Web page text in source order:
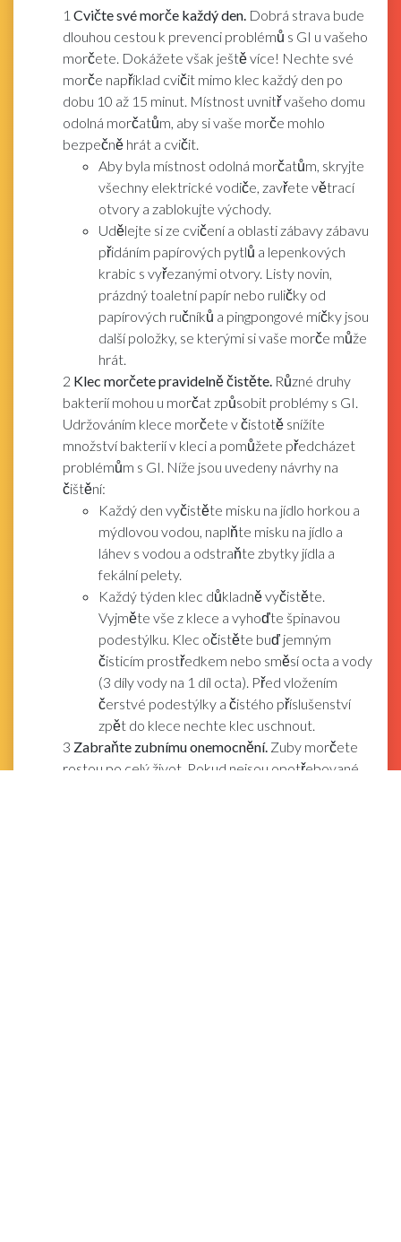
1 Cvičte své morče každý den. Dobrá strava bude
dlouhou cestou k prevenci problémů s GI u vašeho
morčete. Dokážete však ještě více! Nechte své
morče například cvičit mimo klec každý den po
dobu 10 až 15 minut. Místnost uvnitř vašeho domu
odolná morčatům, aby si vaše morče mohlo
bezpečně hrát a cvičit.
Aby byla místnost odolná morčatům, skryjte
všechny elektrické vodiče, zavřete větrací
otvory a zablokujte východy.
Udělejte si ze cvičení a oblasti zábavy zábavu
přidáním papírových pytlů a lepenkových
krabic s vyřezanými otvory. Listy novin,
prázdný toaletní papír nebo ruličky od
papírových ručníků a pingpongové míčky jsou
další položky, se kterými si vaše morče může
hrát.
2 Klec morčete pravidelně čistěte. Různé druhy
bakterií mohou u morčat způsobit problémy s GI.
Udržováním klece morčete v čistotě snížíte
množství bakterií v kleci a pomůžete předcházet
problémům s GI. Níže jsou uvedeny návrhy na
čištění:
Každý den vyčistěte misku na jídlo horkou a
mýdlovou vodou, naplňte misku na jídlo a
láhev s vodou a odstraňte zbytky jídla a
fekální pelety.
Každý týden klec důkladně vyčistěte.
Vyjměte vše z klece a vyhoďte špinavou
podestýlku. Klec očistěte buď jemným
čisticím prostředkem nebo směsí octa a vody
(3 díly vody na 1 díl octa). Před vložením
čerstvé podestýlky a čistého příslušenství
zpět do klece nechte klec uschnout.
3 Zabraňte zubnímu onemocnění. Zuby morčete
rostou po celý život. Pokud nejsou opotřebované,